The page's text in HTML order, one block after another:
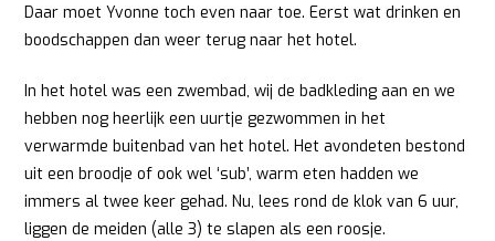
Daar moet Yvonne toch even naar toe. Eerst wat drinken en
boodschappen dan weer terug naar het hotel.
In het hotel was een zwembad, wij de badkleding aan en we
hebben nog heerlijk een uurtje gezwommen in het
verwarmde buitenbad van het hotel. Het avondeten bestond
uit een broodje of ook wel ‘sub’, warm eten hadden we
immers al twee keer gehad. Nu, lees rond de klok van 6 uur,
liggen de meiden (alle 3) te slapen als een roosje.